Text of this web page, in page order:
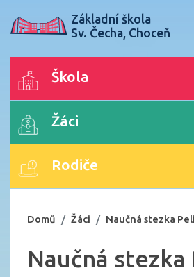
Základní škola
Sv. Čecha, Choceň
Škola
Žáci
Rodiče
Domů Žáci Naučná stezka
Naučná stezka